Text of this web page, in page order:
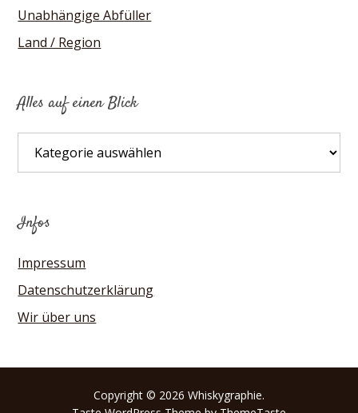
Unabhängige Abfüller
Land / Region
Alles auf einen Blick
auf
Infos
Impressum
Datenschutzerklärung
Wir über uns
Copyright © 2026 Whiskygraphie.